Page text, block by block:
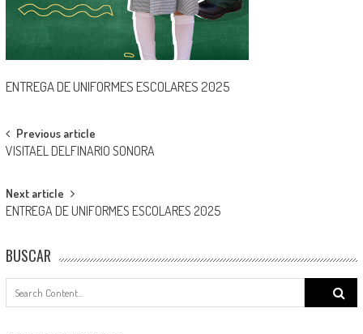
ENTREGA DE UNIFORMES ESCOLARES 2025
Post
navigation
Previous article
VISITAEL DELFINARIO SONORA
Next article
ENTREGA DE UNIFORMES ESCOLARES 2025
BUSCAR
Search
for: